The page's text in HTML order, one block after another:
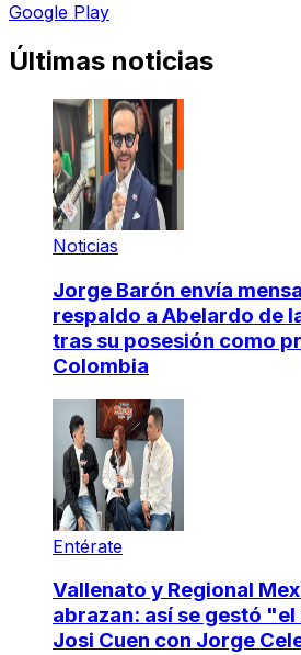
Google Play
Últimas noticias
Noticias
Jorge Barón envía
respaldo a Abelardo de
tras su posesión como
Colombia
Entérate
Vallenato y Regional
abrazan: así se gestó
Josi Cuen con Jorge